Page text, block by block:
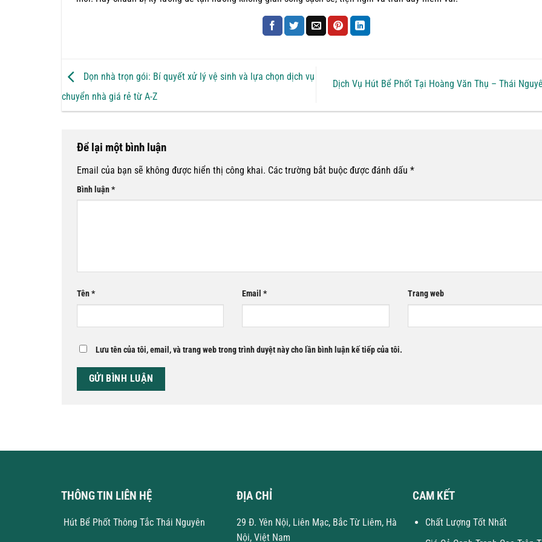
Dọn nhà trọn gói: Bí quyết xử lý vệ sinh và lựa chọn dịch vụ
chuyển nhà giá rẻ từ A-Z
Dịch Vụ Hút Bể Phốt Tại Hoàng Văn Thụ – Thái
Để lại một bình luận
Email của bạn sẽ không được hiển thị công khai. Các trường bắt buộc được đánh dấu *
Bình luận*
Tên* Email* Trang web
Lưu tên của tôi, email, và trang web trong trình duyệt này cho lần bình luận kế tiếp của tôi.
THÔNG TIN LIÊN HỆ
Hút Bể Phốt Thông Tắc Thái Nguyên
ĐỊA CHỈ
29 Đ. Yên Nội, Liên Mạc, Bắc Từ Liêm, Hà
Nội, Việt Nam
CAM KẾT
Chất Lượng Tốt Nhất